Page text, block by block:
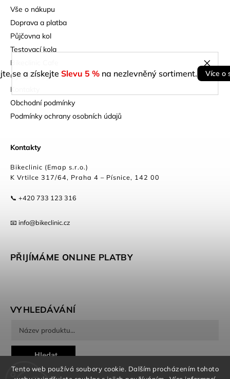
Tento web používá soubory cookie. Dalším procházením tohoto
se a získejte Slevu 5 % na nezlevněný sortiment. Více o
Vše o nákupu
Doprava a platba
Půjčovna kol
Testovací kola
Bikeclinic Cafe
Cyklokempy
Kontakty
Obchodní podmínky
Podmínky ochrany osobních údajů
Kontakty
Bikeclinic (Emap s.r.o.)
K Vrtilce 317/64, Praha 4 – Písnice, 142 00
📞 +420 733 123 316
📧 info@bikeclinic.cz
PŘIJÍMÁME ONLINE PLATBY
VYHLEDÁVÁNÍ
Hledat